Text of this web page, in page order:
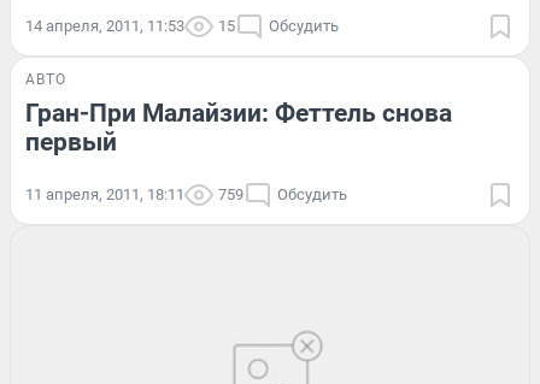
14 апреля, 2011, 11:53 15 Обсудить
АВТО
Гран-При Малайзии: Феттель снова
первый
11 апреля, 2011, 18:11 759 Обсудить